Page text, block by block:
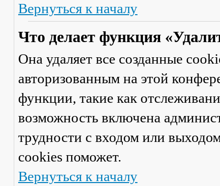
Вернуться к началу
Что делает функция
Она удаляет все созданные
авторизованным на этой
функции, такие как
возможность включена
трудности с входом или
cookies поможет.
Вернуться к началу